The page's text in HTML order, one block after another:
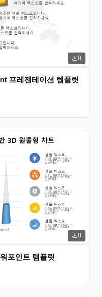
0
프레젠테이션 템플릿
0
포인트 템플릿